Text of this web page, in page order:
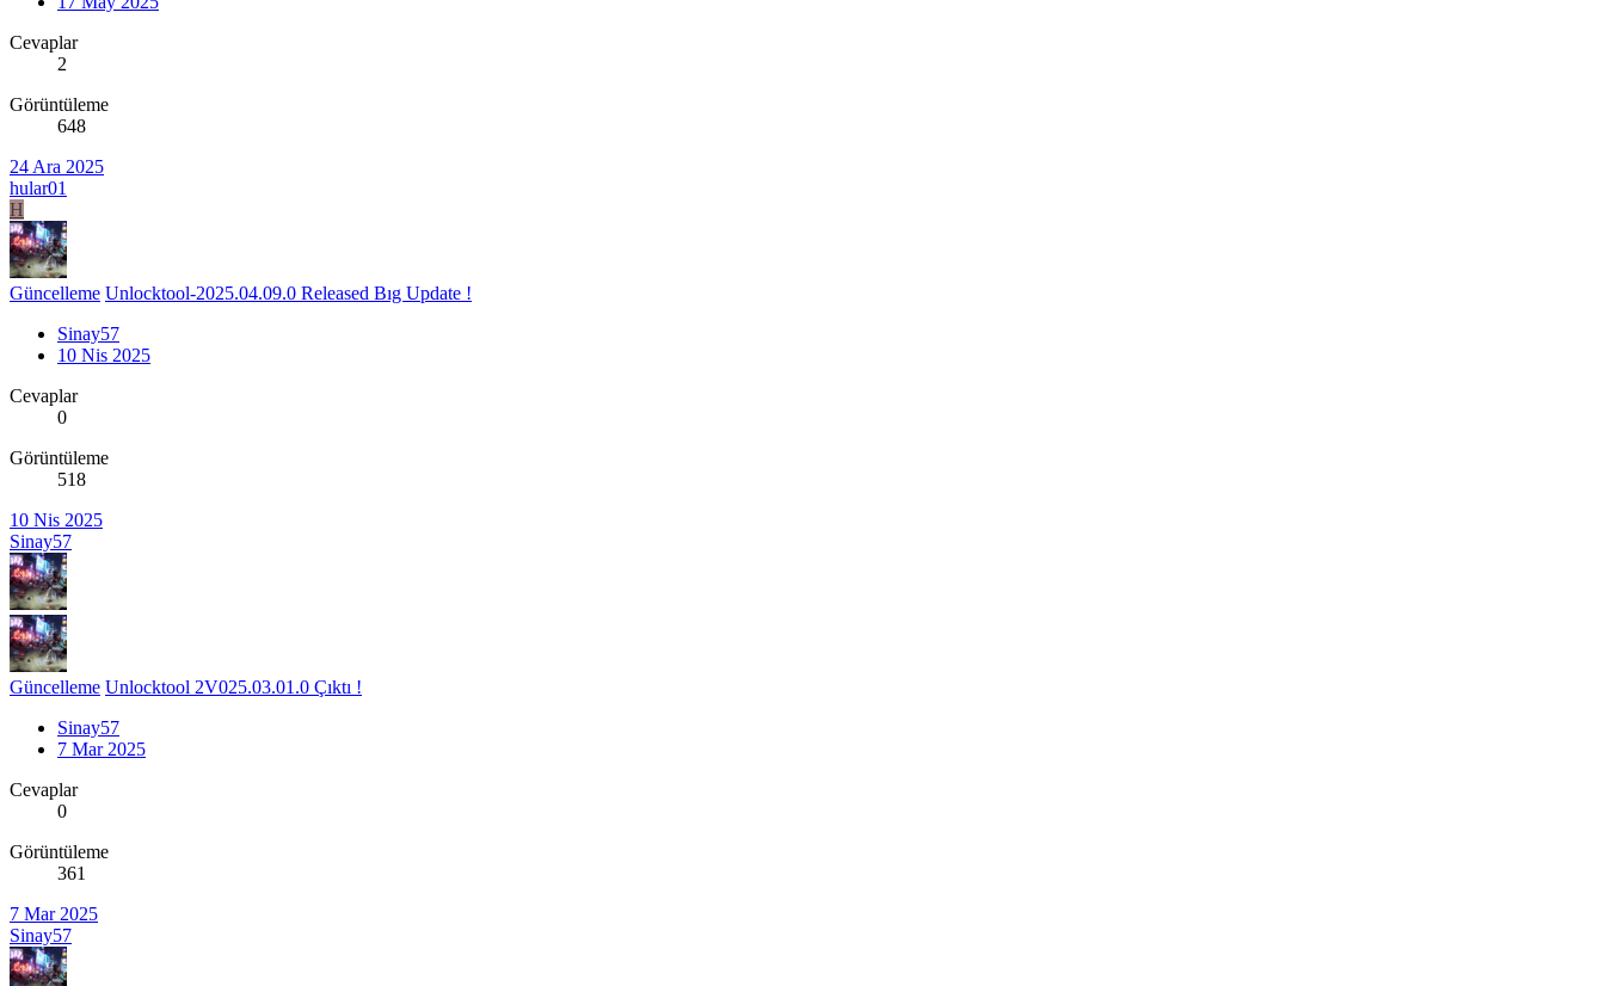
Cevaplar
2
Görüntüleme
648
24 Ara 2025
hular01
H
Güncelleme Unlocktool-2025.04.09.0 Released Bıg Update !
Sinay57
10 Nis 2025
Cevaplar
0
Görüntüleme
518
10 Nis 2025
Sinay57
Güncelleme Unlocktool 2V025.03.01.0 Çıktı !
Sinay57
7 Mar 2025
Cevaplar
0
Görüntüleme
361
7 Mar 2025
Sinay57